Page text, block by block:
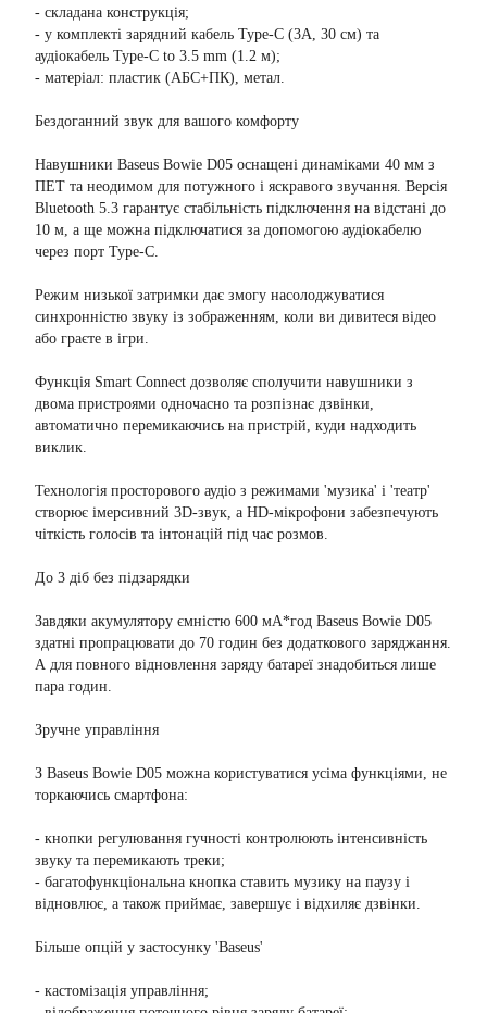
- складана конструкція;
- у комплекті зарядний кабель Type-C (3А, 30 см) та
аудіокабель Type-C to 3.5 mm (1.2 м);
- матеріал: пластик (АБС+ПК), метал.
Бездоганний звук для вашого комфорту
Навушники Baseus Bowie D05 оснащені динаміками 40 мм з
ПЕТ та неодимом для потужного і яскравого звучання. Версія
Bluetooth 5.3 гарантує стабільність підключення на відстані до
10 м, а ще можна підключатися за допомогою аудіокабелю
через порт Type-C.
Режим низької затримки дає змогу насолоджуватися
синхронністю звуку із зображенням, коли ви дивитеся відео
або граєте в ігри.
Функція Smart Connect дозволяє сполучити навушники з
двома пристроями одночасно та розпізнає дзвінки,
автоматично перемикаючись на пристрій, куди надходить
виклик.
Технологія просторового аудіо з режимами 'музика' і 'театр'
створює імерсивний 3D-звук, а HD-мікрофони забезпечують
чіткість голосів та інтонацій під час розмов.
До 3 діб без підзарядки
Завдяки акумулятору ємністю 600 мА*год Baseus Bowie D05
здатні пропрацювати до 70 годин без додаткового заряджання.
А для повного відновлення заряду батареї знадобиться лише
пара годин.
Зручне управління
З Baseus Bowie D05 можна користуватися усіма функціями, не
торкаючись смартфона:
- кнопки регулювання гучності контролюють інтенсивність
звуку та перемикають треки;
- багатофункціональна кнопка ставить музику на паузу і
відновлює, а також приймає, завершує і відхиляє дзвінки.
Більше опцій у застосунку 'Baseus'
- кастомізація управління;